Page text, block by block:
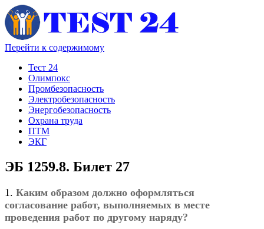
Перейти к содержимому
Тест 24
Олимпокс
Промбезопасность
Электробезопасность
Энергобезопасность
Охрана труда
ПТМ
ЭКГ
ЭБ 1259.8. Билет 27
1. Каким образом должно оформляться
согласование работ, выполняемых в месте
проведения работ по другому наряду?